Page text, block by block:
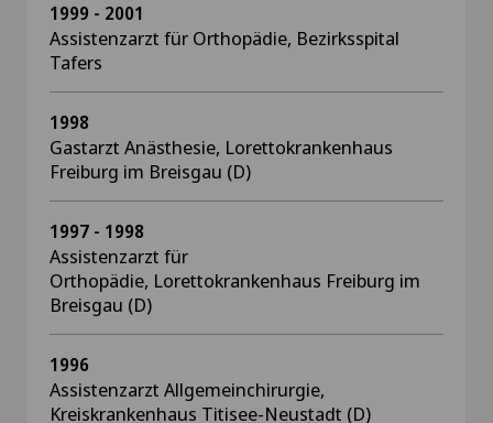
1999 - 2001
Assistenzarzt für Orthopädie, Bezirksspital
Tafers
1998
Gastarzt Anästhesie, Lorettokrankenhaus
Freiburg im Breisgau (D)
1997 - 1998
Assistenzarzt für
Orthopädie, Lorettokrankenhaus Freiburg im
Breisgau (D)
1996
Assistenzarzt Allgemeinchirurgie,
Kreiskrankenhaus Titisee-Neustadt (D)